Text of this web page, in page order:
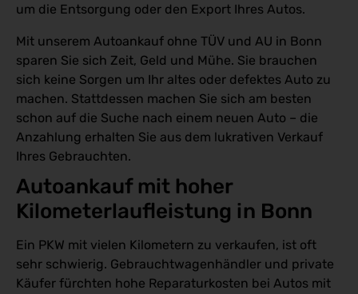
um die Entsorgung oder den Export Ihres Autos.
Mit unserem Autoankauf ohne TÜV und AU in Bonn
sparen Sie sich Zeit, Geld und Mühe. Sie brauchen
sich keine Sorgen um Ihr altes oder defektes Auto zu
machen. Stattdessen machen Sie sich am besten
schon auf die Suche nach einem neuen Auto – die
Anzahlung erhalten Sie aus dem lukrativen Verkauf
Ihres Gebrauchten.
Autoankauf mit hoher
Kilometerlaufleistung in Bonn
Ein PKW mit vielen Kilometern zu verkaufen, ist oft
sehr schwierig. Gebrauchtwagenhändler und private
Käufer fürchten hohe Reparaturkosten bei Autos mit